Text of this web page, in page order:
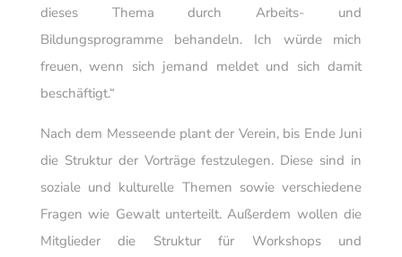
dieses Thema durch Arbeits- und
Bildungsprogramme behandeln. Ich würde mich
freuen, wenn sich jemand meldet und sich damit
beschäftigt.“
Nach dem Messeende plant der Verein, bis Ende Juni
die Struktur der Vorträge festzulegen. Diese sind in
soziale und kulturelle Themen sowie verschiedene
Fragen wie Gewalt unterteilt. Außerdem wollen die
Mitglieder die Struktur für Workshops und